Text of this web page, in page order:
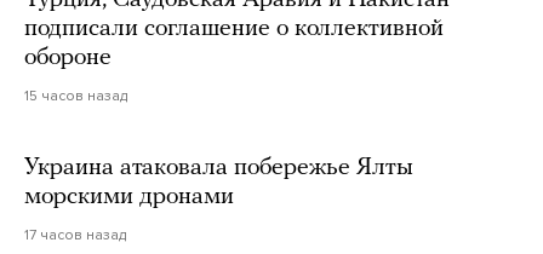
подписали соглашение о коллективной
обороне
15 часов назад
Украина атаковала побережье Ялты
морскими дронами
17 часов назад